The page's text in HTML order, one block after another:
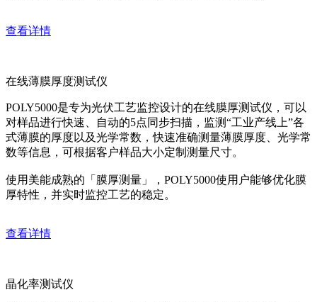
查看详情
在线薄膜厚度测试仪
POLY5000是专为光伏工艺监控设计的在线膜厚测试仪，可以
对样品进行快速、自动的5点同步扫描，监测“工业产线上”各
式薄膜的厚度以及光学常数，快速准确测量薄膜厚度、光学常
数等信息，可根据客户样品大小定制测量尺寸。
使用美能成熟的「膜厚测量」，POLY5000使用户能够优化膜
厚特性，并实时监控工艺的稳定。
查看详情
晶化率测试仪